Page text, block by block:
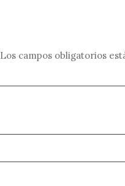
Los campos obligatorios